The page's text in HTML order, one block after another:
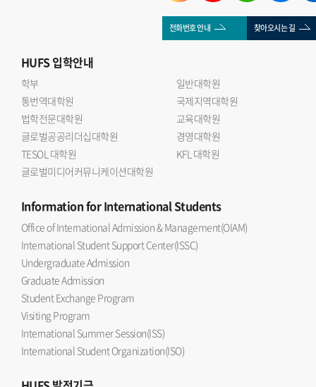
전화번호 안내 찾아오시는 길
HUFS입학안내
학부
일반대학원
통번역대학원
국제지역대학원
법학전문대학원
교육대학원
글로벌공공리더십대학원
경영대학원
TESOL 대학원
KFL 대학원
글로벌미디어커뮤니케이션대학원
Informationfor International Students
Office of International Admission & Management(OIAM)
International Student Support Center(ISSC)
Undergraduate Admission
Graduate Admission
Student Exchange Program
Visiting Program
International Summer Session(ISS)
International Student Organization(ISO)